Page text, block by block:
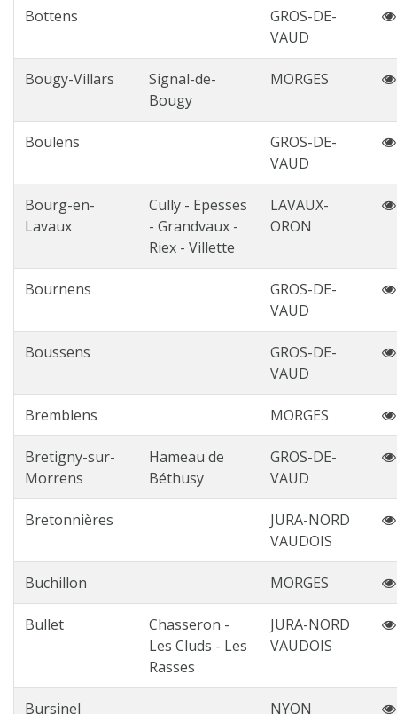
Bottens
GROS-DE-
VAUD
Bougy-Villars
Signal-de-
Bougy
MORGES
Boulens
GROS-DE-
VAUD
Bourg-en-
Lavaux
Cully - Epesses
- Grandvaux -
Riex - Villette
LAVAUX-
ORON
Bournens
GROS-DE-
VAUD
Boussens
GROS-DE-
VAUD
Bremblens MORGES
Bretigny-sur-
Morrens
Hameau de
Béthusy
GROS-DE-
VAUD
Bretonnières
JURA-NORD
VAUDOIS
Buchillon MORGES
Bullet
Chasseron -
Les Cluds - Les
Rasses
JURA-NORD
VAUDOIS
Bursinel NYON